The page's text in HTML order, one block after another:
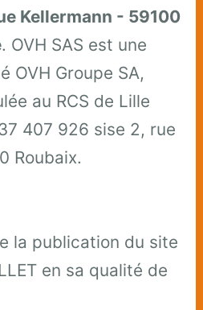
Kellermann - 59100
. OVH SAS est une
OVH Groupe SA,
au RCS de Lille
407 926 sise 2, rue
Roubaix.
la publication du site
en sa qualité de